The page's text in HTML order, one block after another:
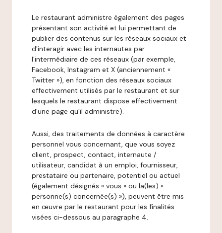
Le restaurant administre également des pages
présentant son activité et lui permettant de
publier des contenus sur les réseaux sociaux et
d'interagir avec les internautes par
l'intermédiaire de ces réseaux (par exemple,
Facebook, Instagram et X (anciennement «
Twitter »), en fonction des réseaux sociaux
effectivement utilisés par le restaurant et sur
lesquels le restaurant dispose effectivement
d'une page qu'il administre).
Aussi, des traitements de données à caractère
personnel vous concernant, que vous soyez
client, prospect, contact, internaute /
utilisateur, candidat à un emploi, fournisseur,
prestataire ou partenaire, potentiel ou actuel
(également désignés « vous » ou la(les) «
personne(s) concernée(s) »), peuvent être mis
en œuvre par le restaurant pour les finalités
visées ci-dessous au paragraphe 4.